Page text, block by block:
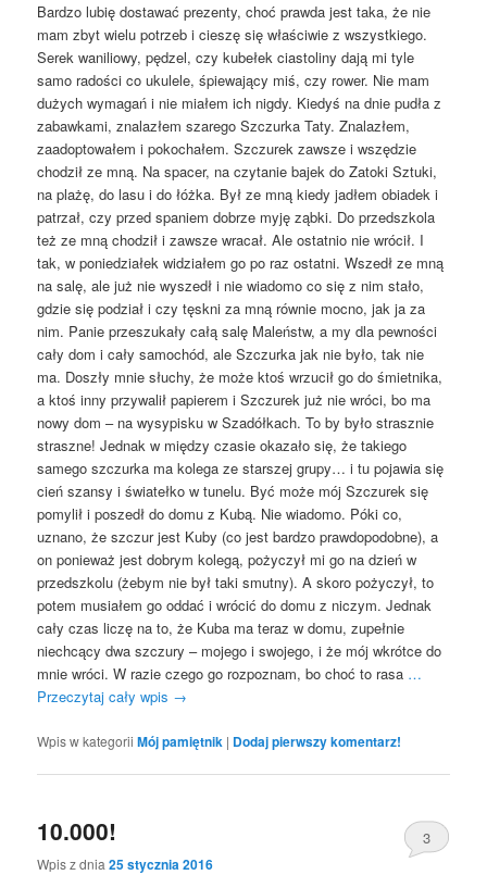
Bardzo lubię dostawać prezenty, choć prawda jest taka, że nie
mam zbyt wielu potrzeb i cieszę się właściwie z wszystkiego.
Serek waniliowy, pędzel, czy kubełek ciastoliny dają mi tyle
samo radości co ukulele, śpiewający miś, czy rower. Nie mam
dużych wymagań i nie miałem ich nigdy. Kiedyś na dnie pudła z
zabawkami, znalazłem szarego Szczurka Taty. Znalazłem,
zaadoptowałem i pokochałem. Szczurek zawsze i wszędzie
chodził ze mną. Na spacer, na czytanie bajek do Zatoki Sztuki,
na plażę, do lasu i do łóżka. Był ze mną kiedy jadłem obiadek i
patrzał, czy przed spaniem dobrze myję ząbki. Do przedszkola
też ze mną chodził i zawsze wracał. Ale ostatnio nie wrócił. I
tak, w poniedziałek widziałem go po raz ostatni. Wszedł ze mną
na salę, ale już nie wyszedł i nie wiadomo co się z nim stało,
gdzie się podział i czy tęskni za mną równie mocno, jak ja za
nim. Panie przeszukały całą salę Maleństw, a my dla pewności
cały dom i cały samochód, ale Szczurka jak nie było, tak nie
ma. Doszły mnie słuchy, że może ktoś wrzucił go do śmietnika,
a ktoś inny przywalił papierem i Szczurek już nie wróci, bo ma
nowy dom – na wysypisku w Szadółkach. To by było strasznie
straszne! Jednak w między czasie okazało się, że takiego
samego szczurka ma kolega ze starszej grupy… i tu pojawia się
cień szansy i światełko w tunelu. Być może mój Szczurek się
pomylił i poszedł do domu z Kubą. Nie wiadomo. Póki co,
uznano, że szczur jest Kuby (co jest bardzo prawdopodobne), a
on ponieważ jest dobrym kolegą, pożyczył mi go na dzień w
przedszkolu (żebym nie był taki smutny). A skoro pożyczył, to
potem musiałem go oddać i wrócić do domu z niczym. Jednak
cały czas liczę na to, że Kuba ma teraz w domu, zupełnie
niechcący dwa szczury – mojego i swojego, i że mój wkrótce do
mnie wróci. W razie czego go rozpoznam, bo choć to rasa …
Przeczytaj cały wpis →
Wpis w kategoriiMój pamiętnik | Dodaj pierwszy komentarz!
10.000!
Wpis z dnia25 stycznia 2016
3